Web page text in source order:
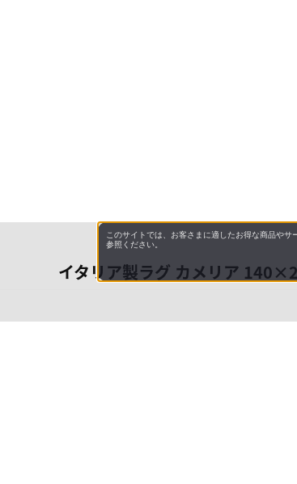
イタリア製ラグ カメリア
このサイトでは、お客さまに適したお得な商品や
参照ください。